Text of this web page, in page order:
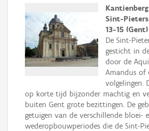
Sint-
13-15 (Gent)
De Sint-
gesticht in
door de
Amandus of
volgelingen.
op korte tijd bijzonder machtig en
buiten Gent grote bezittingen. De
getuigen van de verschillende bloei-
wederopbouwperiodes die de Sint-